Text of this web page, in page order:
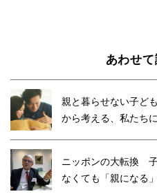
あわせ
親と暮らせない子ど
から考える、私たち
ニッポンの大転換
なくても「親になる